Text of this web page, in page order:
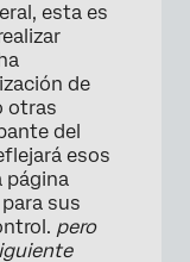
esta es
de
otras
del
esos
página
sus
pero